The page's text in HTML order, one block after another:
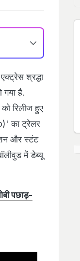
श्रद्धा
है.
रिलीज हुए
का ट्रेलर
और स्टंट
में डेब्यू
पछाड़-